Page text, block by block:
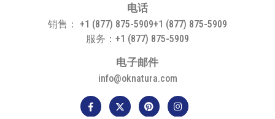
电话
销售： +1 (877) 875-5909+1 (877) 875-5909
服务：+1 (877) 875-5909
电子邮件
info@oknatura.com